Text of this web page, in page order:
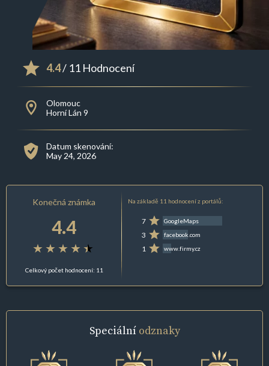
4.4/ 11 Hodnocení
Olomouc
Horní Lán 9
Datum skenování:
May 24, 2026
Konečná známka
4.4
Celkový počet hodnocení: 11
Na základě 11 hodnocení z portálů:
7 GoogleMaps
3 facebook.com
1 www.firmy.cz
Speciální odznaky